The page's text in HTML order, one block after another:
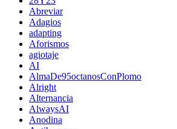
Abreviar
Adagios
adapting
Aforismos
agiotaje
AI
AlmaDe95octanosConPlomo
Alright
Alternancia
AlwaysAI
Anodina